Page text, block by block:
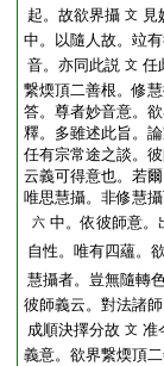
起。故欲界攝 文 見
中。以隨人故。竝
音。亦同此説 文 任
繋煗頂二善根。修
答。尊者妙音意。
釋。多雖述此旨。
任有宗常途之談。
云義可得意也。若
唯思慧攝。非修慧
六 中。依彼師意。
自性。唯有四蘊。
慧攝者。豈無隨轉
彼師義云。對法諸
成順決擇分故 文 准
義意。欲界繋煗頂